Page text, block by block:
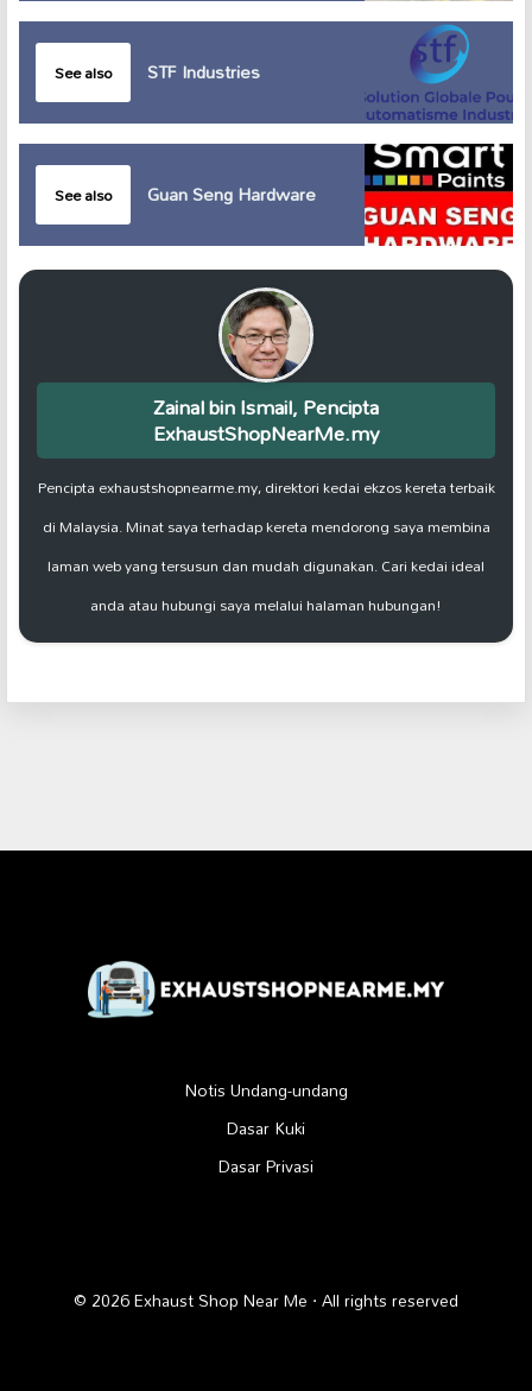
See also STF Industries
See also Guan Seng Hardware
Zainal bin Ismail, Pencipta
ExhaustShopNearMe.my
Pencipta exhaustshopnearme.my, direktori kedai ekzos kereta terbaik
di Malaysia. Minat saya terhadap kereta mendorong saya membina
laman web yang tersusun dan mudah digunakan. Cari kedai ideal
anda atau hubungi saya melalui halaman hubungan!
Notis Undang-undang
Dasar Kuki
Dasar Privasi
© 2026 Exhaust Shop Near Me · All rights reserved